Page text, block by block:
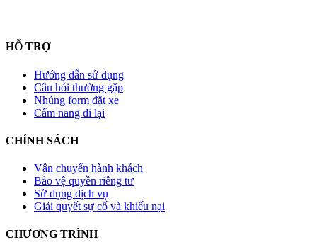
HỖ TRỢ
Hướng dẫn sử dụng
Câu hỏi thường gặp
Nhúng form đặt xe
Cẩm nang đi lại
CHÍNH SÁCH
Vận chuyển hành khách
Bảo vệ quyền riêng tư
Sử dụng dịch vụ
Giải quyết sự cố và khiếu nại
CHƯƠNG TRÌNH